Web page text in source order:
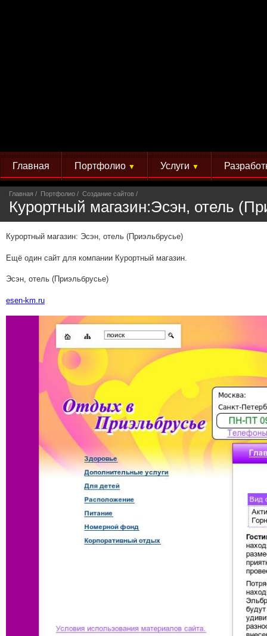
Главная Портфолио ▼ Услуги ▼
Главная Портфолио Создание сайтов
Курортный магазин:Эсэн, отель
Курортный магазин: Эсэн, отель (Приэльбрусье)
Ещё один сайт для компании Курортный магазин.
Эсэн, отель (Приэльбрусье)
esen-km.ru